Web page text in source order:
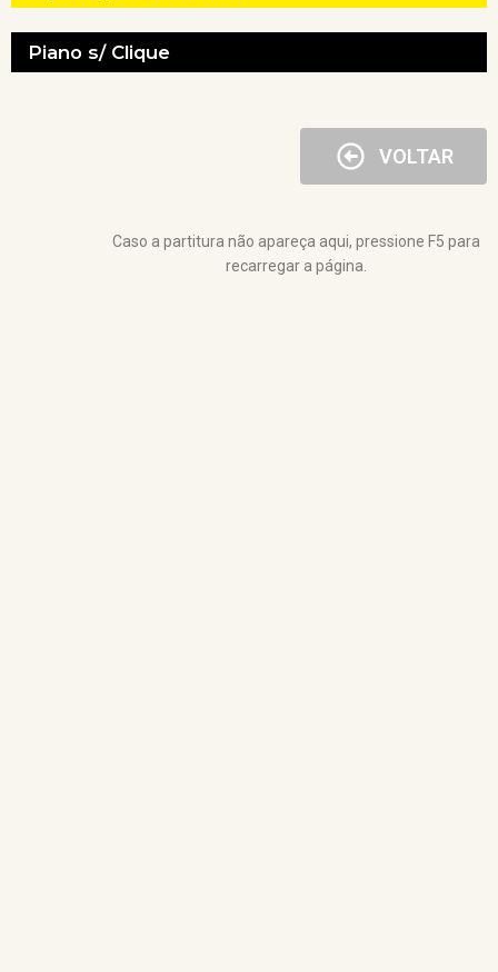
Piano s/ Clique
VOLTAR
Caso a partitura não apareça aqui, pressione F5 para
recarregar a página.